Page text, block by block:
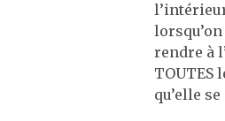
rendre à
TOUTES
qu’elle